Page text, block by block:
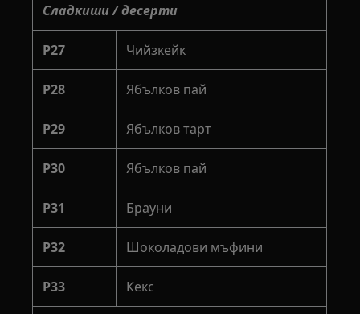
Сладкиши / десерти
P27 Чийзкейк
P28 Ябълков пай
P29 Ябълков тарт
P30 Ябълков пай
P31 Брауни
P32 Шоколадови мъфини
P33 Кекс